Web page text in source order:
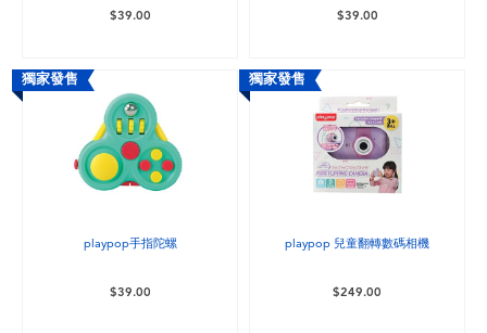
$39.00 $39.00
獨家發售
playpop手指陀螺
$39.00
獨家發售
playpop 兒童翻轉數碼相機
$249.00